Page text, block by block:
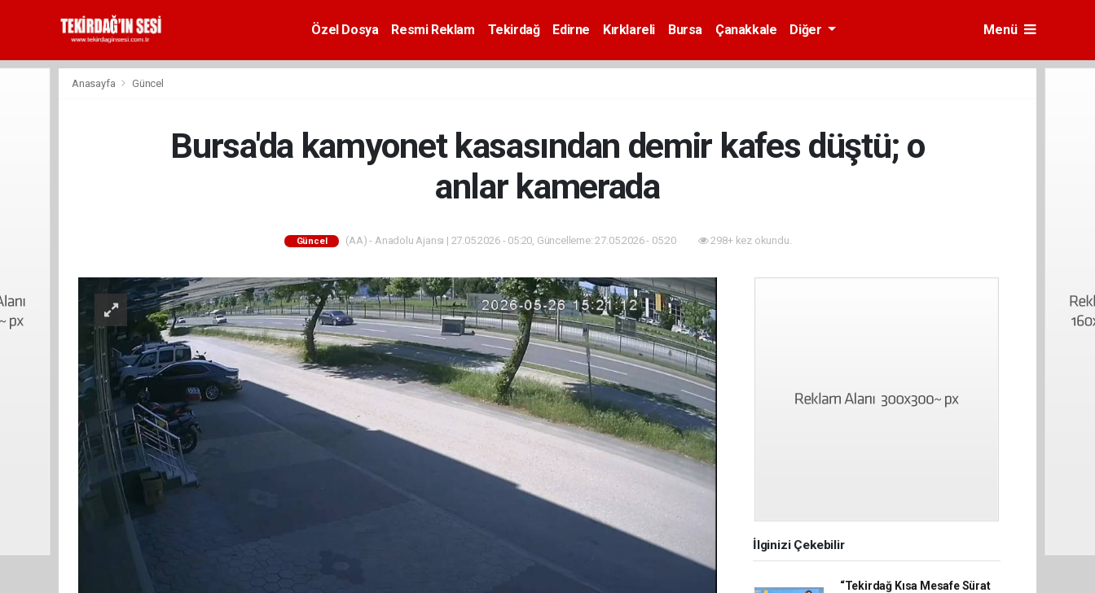
Özel Dosya Resmi Reklam Tekirdağ Edirne Kırklareli Bursa Çanakkale Diğer Menü
Anasayfa Güncel
Bursa'da kamyonet kasasından demir kafes düştü; o
anlar kamerada
Güncel (AA) - Anadolu Ajansı | 27.05.2026 - 05:20, Güncelleme: 27.05.2026 - 05:20 298+ kez okundu.
İlginizi Çekebilir
“Tekirdağ Kısa Mesafe Sürat